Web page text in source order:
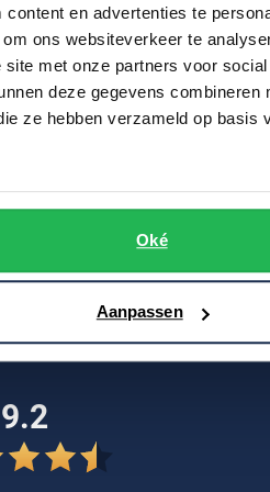
content en advertenties te
ons websiteverkeer te
met onze partners voor
deze gegevens combineren
ze hebben verzameld op basis
Oké
Aanpassen
9.2